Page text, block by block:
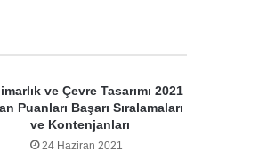
ve Çevre Tasarımı 2021
Puanları Başarı Sıralamaları
ve Kontenjanları
24 Haziran 2021